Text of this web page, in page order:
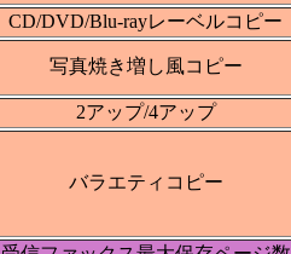
CD/DVD/Blu-rayレーベルコピー
写真焼き増し風コピー
2アップ/4アップ
バラエティコピー